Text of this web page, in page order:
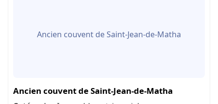
Ancien couvent de Saint-Jean-de-Matha
Ancien couvent de Saint-Jean-de-Matha